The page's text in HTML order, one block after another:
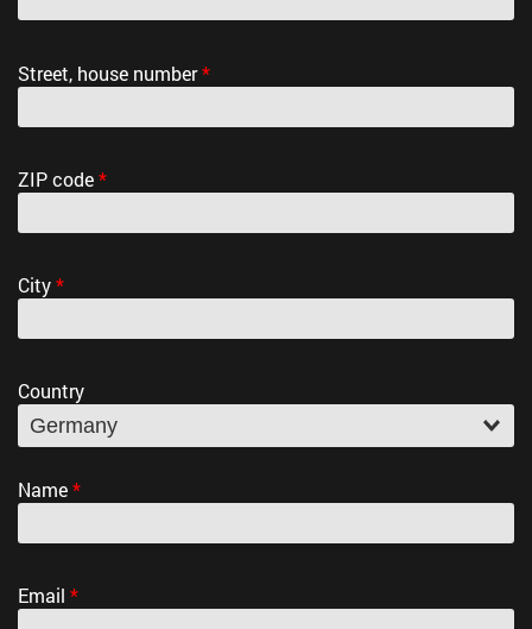
Street, house number*
ZIP code*
City*
Country
Name*
Email *